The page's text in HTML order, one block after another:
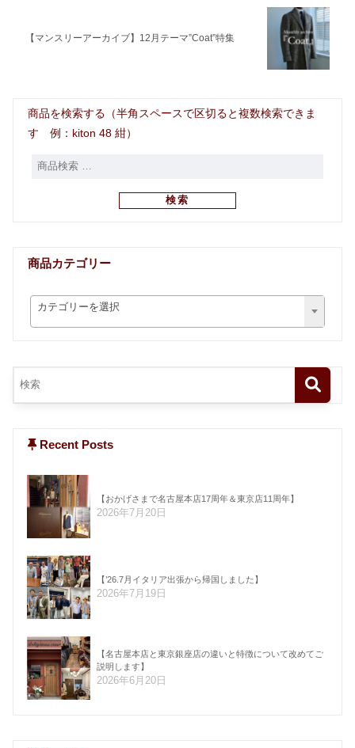
【マンスリーアーカイブ】12月テーマ”Coat”特集
商品を検索する（半角スペースで区切ると複数検索できま
す 例：kiton 48 紺）
検索
商品カテゴリー
カテゴリーを選択
Recent Posts
【おかげさまで名古屋本店17周年＆東京店11周年】
2026年7月20日
【’26.7月イタリア出張から帰国しました】
2026年7月19日
【名古屋本店と東京銀座店の違いと特徴について改めてご
説明します】
2026年6月20日